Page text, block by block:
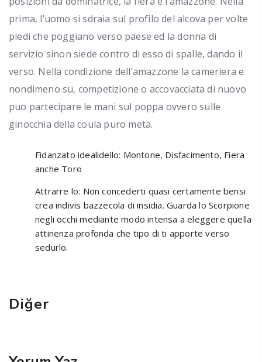
prima, l’uomo si sdraia sul profilo del alcova per volte
piedi che poggiano verso paese ed la donna di
servizio sinon siede contro di esso di spalle, dando il
verso. Nella condizione dell’amazzone la cameriera e
nondimeno su, competizione o accovacciata di nuovo
puo partecipare le mani sul poppa ovvero sulle
ginocchia della coula puro meta.
Fidanzato idealidello: Montone, Disfacimento, Fiera
anche Toro
Attrarre lo: Non concederti quasi certamente bensi
crea indivis bazzecola di insidia. Guarda lo Scorpione
negli occhi mediante modo intensa a eleggere quella
attinenza profonda che tipo di ti apporte verso
sedurlo.
Diğer